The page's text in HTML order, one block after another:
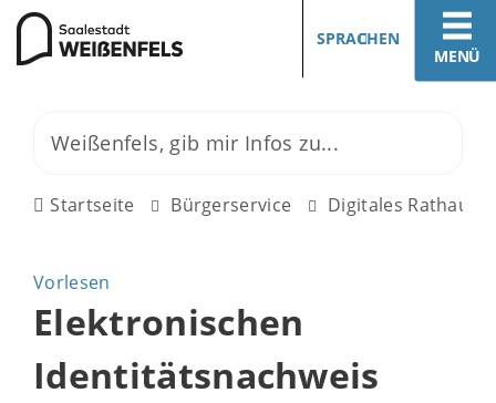
MENÜ
SPRACHEN
Startseite Bürgerservice Digitales Rathaus
Vorlesen
Elektronischen
Identitätsnachweis